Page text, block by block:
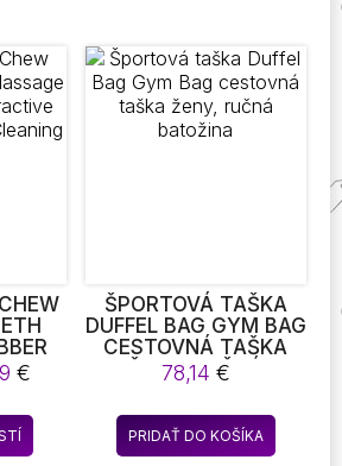
variantov.
Možnosti
si
môžete
si
stránke
€Price
2,44 €
through
Tento
produkt
ŠPORTOVÁ TAŠKA
DUFFEL BAG GYM BAG
CESTOVNÁ TAŠKA
ŽENY, RUČNÁ
BATOŽINA
78,14 €
PRIDAŤ DO KOŠÍKA